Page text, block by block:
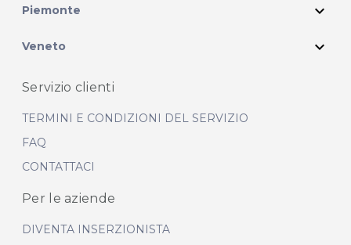
Piemonte expand_more
Veneto expand_more
Servizio clienti
TERMINI E CONDIZIONI DEL SERVIZIO
FAQ
CONTATTACI
Per le aziende
DIVENTA INSERZIONISTA